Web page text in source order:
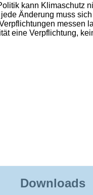
kann Klimaschutz
Änderung muss
messen
eine Verpflichtung,
Downloads